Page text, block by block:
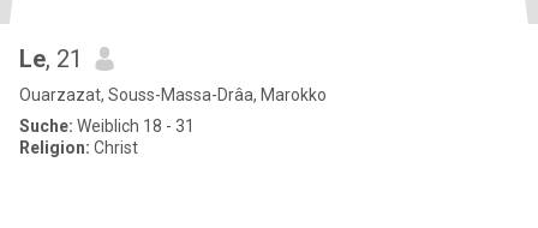
Le, 21
Ouarzazat, Souss-Massa-Drâa, Marokko
Suche: Weiblich 18 - 31
Religion: Christ